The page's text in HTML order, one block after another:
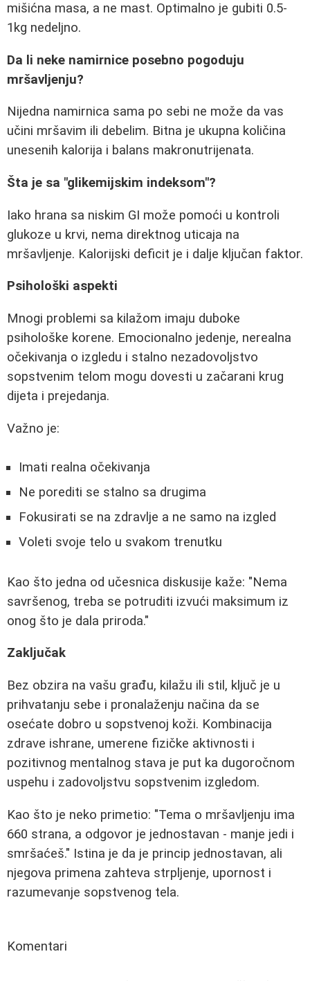
mišićna masa, a ne mast. Optimalno je gubiti 0.5-
1kg nedeljno.
Da li neke namirnice posebno pogoduju
mršavljenju?
Nijedna namirnica sama po sebi ne može da vas
učini mršavim ili debelim. Bitna je ukupna količina
unesenih kalorija i balans makronutrijenata.
Šta je sa "glikemijskim indeksom"?
Iako hrana sa niskim GI može pomoći u kontroli
glukoze u krvi, nema direktnog uticaja na
mršavljenje. Kalorijski deficit je i dalje ključan faktor.
Psihološki aspekti
Mnogi problemi sa kilažom imaju duboke
psihološke korene. Emocionalno jedenje, nerealna
očekivanja o izgledu i stalno nezadovoljstvo
sopstvenim telom mogu dovesti u začarani krug
dijeta i prejedanja.
Važno je:
Imati realna očekivanja
Ne porediti se stalno sa drugima
Fokusirati se na zdravlje a ne samo na izgled
Voleti svoje telo u svakom trenutku
Kao što jedna od učesnica diskusije kaže: "Nema
savršenog, treba se potruditi izvući maksimum iz
onog što je dala priroda."
Zaključak
Bez obzira na vašu građu, kilažu ili stil, ključ je u
prihvatanju sebe i pronalaženju načina da se
osećate dobro u sopstvenoj koži. Kombinacija
zdrave ishrane, umerene fizičke aktivnosti i
pozitivnog mentalnog stava je put ka dugoročnom
uspehu i zadovoljstvu sopstvenim izgledom.
Kao što je neko primetio: "Tema o mršavljenju ima
660 strana, a odgovor je jednostavan - manje jedi i
smršaćeš." Istina je da je princip jednostavan, ali
njegova primena zahteva strpljenje, upornost i
razumevanje sopstvenog tela.
Komentari